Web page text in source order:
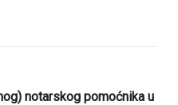
notarskog pomoćnika u